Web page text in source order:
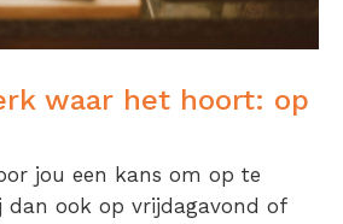
waar het hoort: op
jou een kans om op te
dan ook op vrijdagavond of